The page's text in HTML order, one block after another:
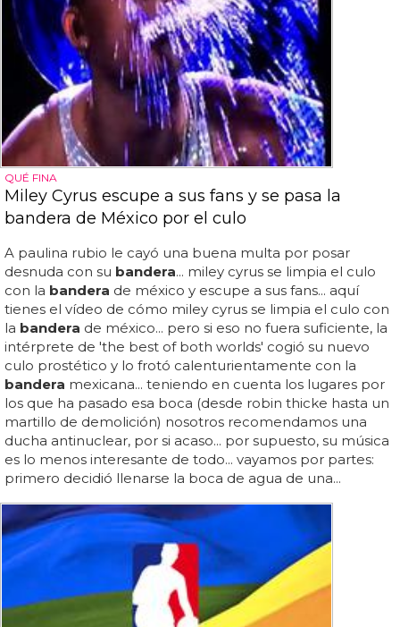
QUÉ FINA
Miley Cyrus escupe a sus fans y se pasa la
bandera de México por el culo
A paulina rubio le cayó una buena multa por posar
desnuda con su bandera... miley cyrus se limpia el culo
con la bandera de méxico y escupe a sus fans... aquí
tienes el vídeo de cómo miley cyrus se limpia el culo con
la bandera de méxico... pero si eso no fuera suficiente, la
intérprete de 'the best of both worlds' cogió su nuevo
culo prostético y lo frotó calenturientamente con la
bandera mexicana... teniendo en cuenta los lugares por
los que ha pasado esa boca (desde robin thicke hasta un
martillo de demolición) nosotros recomendamos una
ducha antinuclear, por si acaso... por supuesto, su música
es lo menos interesante de todo... vayamos por partes:
primero decidió llenarse la boca de agua de una...